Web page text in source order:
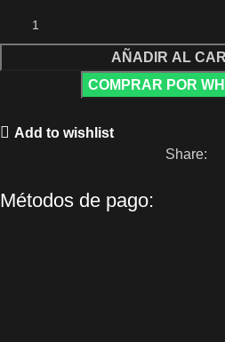
AÑADIR AL
COMPRAR POR
Add to wishlist
Share:
Métodos de pago: